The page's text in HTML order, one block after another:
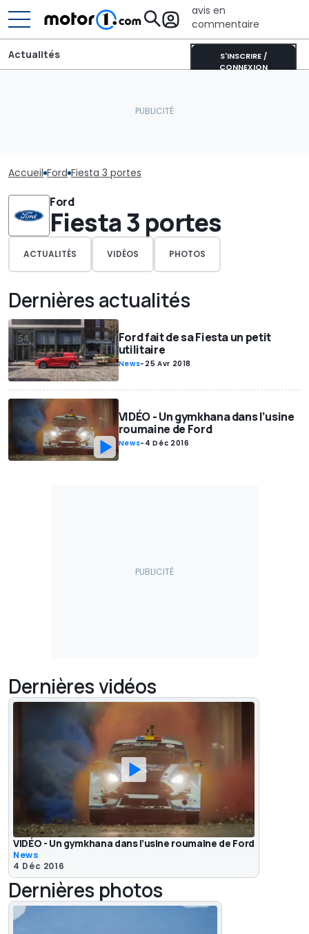
avis en
commentaire
S'INSCRIRE /
CONNEXION
Actualités
Accueil Ford Fiesta 3 portes
Ford
Fiesta 3 portes
ACTUALITÉS VIDÉOS PHOTOS
Dernières actualités
Ford fait de sa Fiesta un petit
utilitaire
News- 25 Avr 2018
VIDÉO - Un gymkhana dans l’usine
roumaine de Ford
News- 4 Déc 2016
Dernières vidéos
VIDÉO - Un gymkhana dans l’usine roumaine de Ford
News
4 Déc 2016
Dernières photos